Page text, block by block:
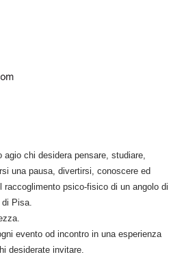
agio chi desidera pensare, studiare,
una pausa, divertirsi, conoscere ed
raccoglimento psico-fisico di un angolo di
di Pisa.
evento od incontro in una esperienza
desiderate invitare.